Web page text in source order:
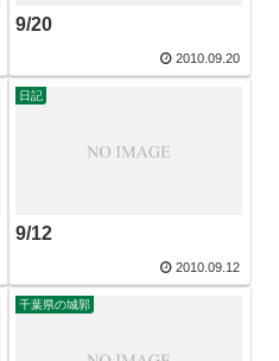
9/20
2010.09.20
日記
9/12
2010.09.12
千葉県の城郭